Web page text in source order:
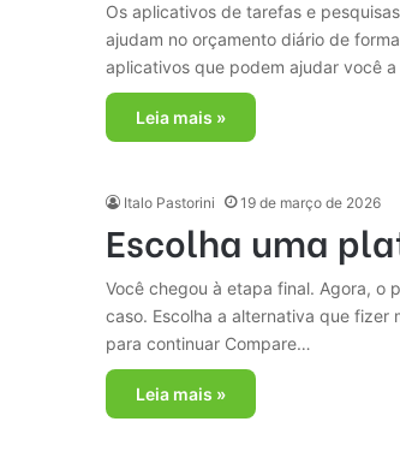
Os aplicativos de tarefas e
ajudam no orçamento diário de
aplicativos que podem ajudar você
Leia mais »
Italo Pastorini 19 de março de 2026
Escolha uma
Você chegou à etapa final. Agora, o
caso. Escolha a alternativa que fizer
para continuar Compare…
Leia mais »